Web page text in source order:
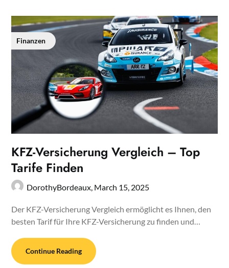
Finanzen
KFZ-Versicherung Vergleich – Top
Tarife Finden
DorothyBordeaux, March 15, 2025
Der KFZ-Versicherung Vergleich ermöglicht es Ihnen, den
besten Tarif für Ihre KFZ-Versicherung zu finden und…
Continue Reading